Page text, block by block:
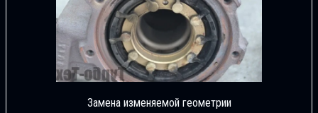
Замена изменяемой геометрии